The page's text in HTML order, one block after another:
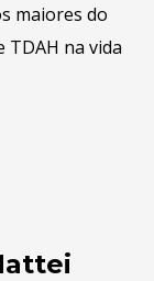
maiores do
TDAH na vida